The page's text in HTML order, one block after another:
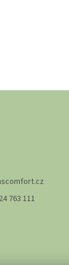
763 111